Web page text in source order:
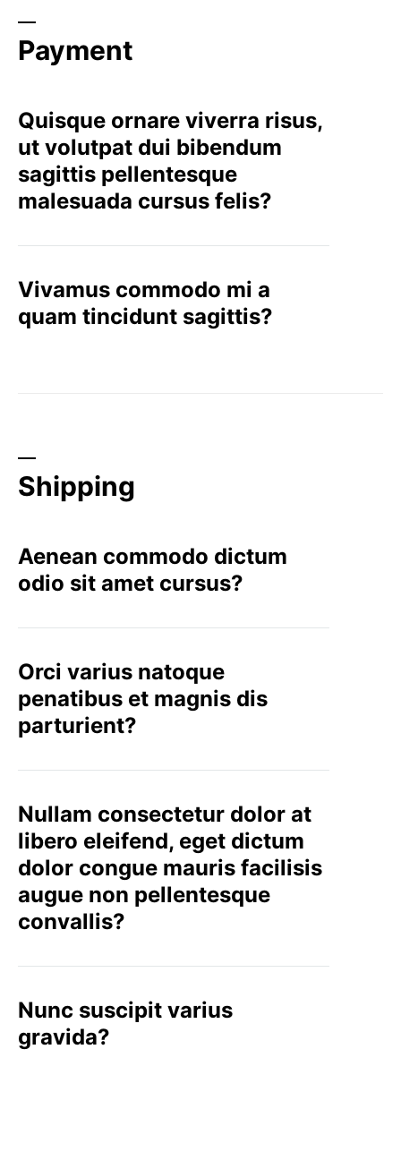
Payment
Quisque ornare viverra risus,
ut volutpat dui bibendum
sagittis pellentesque
malesuada cursus felis?
Vivamus commodo mi a
quam tincidunt sagittis?
Shipping
Aenean commodo dictum
odio sit amet cursus?
Orci varius natoque
penatibus et magnis dis
parturient?
Nullam consectetur dolor at
libero eleifend, eget dictum
dolor congue mauris facilisis
augue non pellentesque
convallis?
Nunc suscipit varius
gravida?